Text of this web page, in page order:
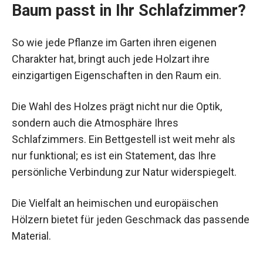
Baum passt in Ihr Schlafzimmer?
So wie jede Pflanze im Garten ihren eigenen
Charakter hat, bringt auch jede Holzart ihre
einzigartigen Eigenschaften in den Raum ein.
Die Wahl des Holzes prägt nicht nur die Optik,
sondern auch die Atmosphäre Ihres
Schlafzimmers. Ein Bettgestell ist weit mehr als
nur funktional; es ist ein Statement, das Ihre
persönliche Verbindung zur Natur widerspiegelt.
Die Vielfalt an heimischen und europäischen
Hölzern bietet für jeden Geschmack das passende
Material.